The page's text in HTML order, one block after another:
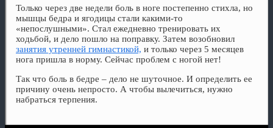
Только через две недели боль в ноге постепенно стихла, но
мышцы бедра и ягодицы стали какими-то
«непослушными». Стал ежедневно тренировать их
ходьбой, и дело пошло на поправку. Затем возобновил
занятия утренней гимнастикой, и только через 5 месяцев
нога пришла в норму. Сейчас проблем с ногой нет!
Так что боль в бедре – дело не шуточное. И определить ее
причину очень непросто. А чтобы вылечиться, нужно
набраться терпения.